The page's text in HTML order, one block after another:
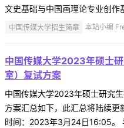
文史基础与中国画理论专业创作
中国传媒大学招生简章 本站小编
中国传媒大学2023年硕士
室）复试方案
中国传媒大学2023年硕士研究
方案汇总如下，此汇总将陆续
时间：2023年3月24日16:05。